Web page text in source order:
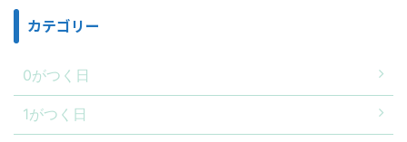
カテゴリー
0がつく日
1がつく日